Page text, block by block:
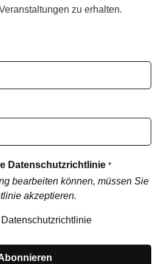
zu erhalten.
Datenschutzrichtlinie *
bearbeiten können, müssen Sie
akzeptieren.